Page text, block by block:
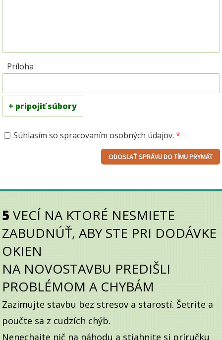
Príloha
+ pripojiť súbory
Súhlasím so spracovaním osobných údajov.*
5 VECÍ NA KTORÉ NESMIETE
ZABUDNÚŤ, ABY STE PRI DODÁVKE
OKIEN
NA NOVOSTAVBU PREDIŠLI
PROBLÉMOM A CHYBÁM
Zazimujte stavbu bez stresov a starostí. Šetrite a
poučte sa z cudzích chýb.
Nenechajte nič na náhodu a stiahnite si príručku